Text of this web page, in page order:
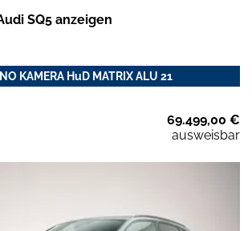
SQ5 anzeigen
KAMERA HuD MATRIX ALU 21
69.499,00 €
ausweisbar